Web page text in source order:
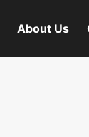
About Us